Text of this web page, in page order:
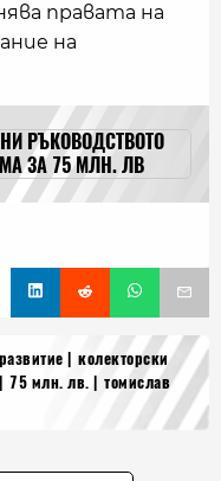
правата на
на
РЪКОВОДСТВОТО
ЗА 75 МЛН. ЛВ
колекторски
75 млн. лв.
томислав